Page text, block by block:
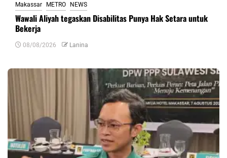
Makassar METRO NEWS
Wawali Aliyah tegaskan Disabilitas Punya Hak Setara untuk
Bekerja
08/08/2026 Lanina